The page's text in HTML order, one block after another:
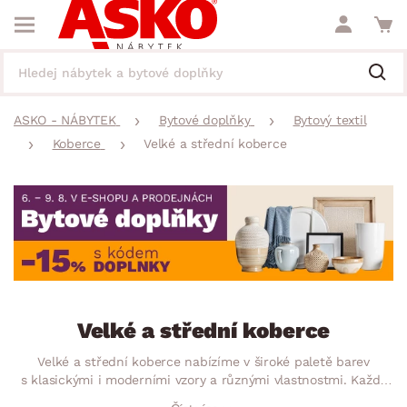
ASKO - NÁBYTEK Bytové doplňky
Bytový textil
Koberce
Velké a střední koberce
Velké a střední koberce
Velké a střední koberce nabízíme v široké paletě barev
s klasickými i moderními vzory a různými vlastnostmi. Každý